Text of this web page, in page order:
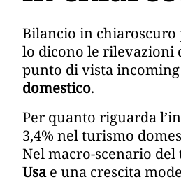
Bilancio in chiaroscuro
lo dicono le rilevazioni
punto di vista
domestico.
Per quanto riguarda
3,4% nel turismo
Nel macro-scenario
Usae una crescita